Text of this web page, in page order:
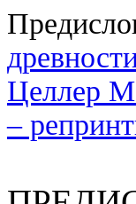
Целлер
–